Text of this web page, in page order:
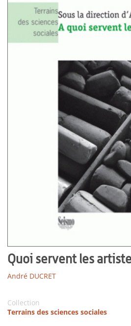
Quoi servent les
André DUCRET
Collection
Terrains des sciences sociales